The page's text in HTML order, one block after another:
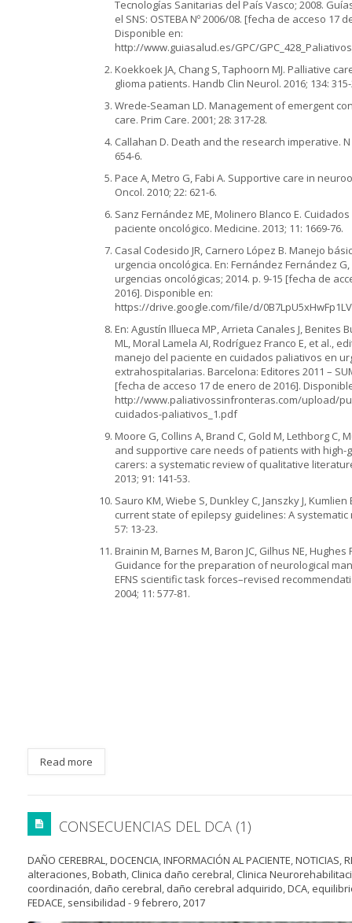
Tecnologías Sanitarias del País Vasco; 2008.
el SNS: OSTEBA Nº 2006/08. [fecha de acceso 17
Disponible en:
http://www.guiasalud.es/GPC/
Koekkoek JA, Chang S, Taphoorn MJ. Palliative
glioma patients. Handb Clin Neurol. 2016; 134:
Wrede-Seaman LD. Management of emergent
care. Prim Care. 2001; 28: 317-28.
Callahan D. Death and the research imperative. N
654-6.
Pace A, Metro G, Fabi A. Supportive care in
Oncol. 2010; 22: 621-6.
Sanz Fernández ME, Molinero Blanco E.
paciente oncológico. Medicine. 2013; 11: 1669-76.
Casal Codesido JR, Carnero López B. Manejo
urgencia oncológica. En: Fernández Fernández
urgencias oncológicas; 2014. p. 9-15 [fecha de
2016]. Disponible en:
https://drive.google.com/file/d/
En: Agustín Illueca MP, Arrieta Canales J, Benites
ML, Moral Lamela AI, Rodríguez Franco E, et al.,
manejo del paciente en cuidados paliativos en
extrahospitalarias. Barcelona: Editores 2011 –
[fecha de acceso 17 de enero de 2016].
http://www.paliativossinfronteras.com/upload/
cuidados-paliativos_1.pdf
Moore G, Collins A, Brand C, Gold M, Lethborg C,
and supportive care needs of patients with high-
carers: a systematic review of qualitative
2013; 91: 141-53.
Sauro KM, Wiebe S, Dunkley C, Janszky J, Kumlien
current state of epilepsy guidelines: A systematic
57: 13-23.
Brainin M, Barnes M, Baron JC, Gilhus NE, Hughes
Guidance for the preparation of neurological
EFNS scientific task forces–revised
2004; 11: 577-81.
Read more
CONSECUENCIAS DEL DCA (1)
DAÑO CEREBRAL,DOCENCIA,INFORMACIÓN AL PACIENTE,NOTICIAS,
alteraciones,Bobath, Clinica daño cerebral, Clinica
coordinación, daño cerebral, daño cerebral adquirido,DCA,
FEDACE, sensibilidad - 9 febrero, 2017